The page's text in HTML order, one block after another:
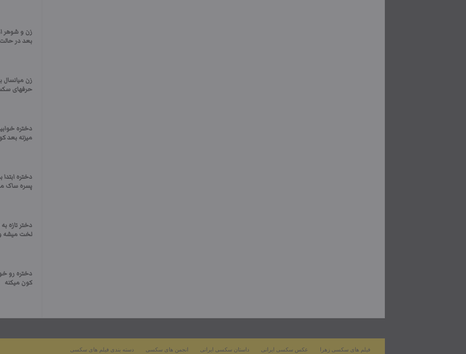
زن و شوهر
بعد در
زن میانسال
حرفهای
دختره
میزنه بعد
دختره
پسره ساک
دختر تازه
لخت میشه
دختره رو
کون میکنه
دسته بندی فیلم های سکسی انجمن های سکسی داستان سکسی ایرانی عکس سکسی ایرانی فیلم های سکسی زهرا